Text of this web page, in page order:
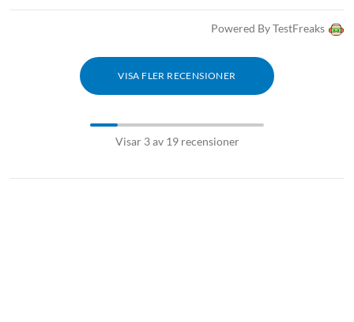
Powered By TestFreaks
VISA FLER RECENSIONER
Visar 3 av 19 recensioner